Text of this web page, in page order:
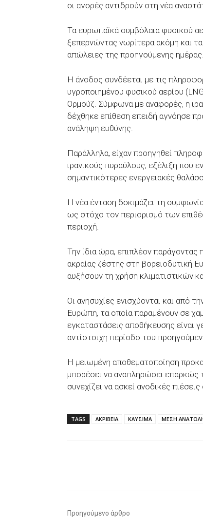
οι αγορές αντιδρούν στη νέα
Τα ευρωπαϊκά συμβόλαια φυσικού
ξεπερνώντας νωρίτερα ακόμη και
απώλειες της προηγούμενης ημέρας.
Η άνοδος συνδέεται με τις
υγροποιημένου φυσικού αερίου
Ορμούζ. Σύμφωνα με αναφορές, η
δέχθηκε επίθεση επειδή αγνόησε
ανάληψη ευθύνης.
Παράλληλα, είχαν προηγηθεί
ιρανικούς πυραύλους, εξέλιξη που
σημαντικότερες ενεργειακές
Η νέα ένταση δοκιμάζει τη
ως στόχο τον περιορισμό των
περιοχή.
Την ίδια ώρα, επιπλέον παράγοντας
ακραίας ζέστης στη βορειοδυτική
αυξήσουν τη χρήση κλιματιστικών
Οι ανησυχίες ενισχύονται και από
Ευρώπη, τα οποία παραμένουν σε
εγκαταστάσεις αποθήκευσης είναι
αντίστοιχη περίοδο του
Η μειωμένη αποθεματοποίηση
μπορέσει να αναπληρώσει επαρκώς
συνεχίζει να ασκεί ανοδικές
TAGS ΑΚΡΙΒΕΙΑ ΚΑΥΣΙΜΑ ΜΕΣΗ
Προηγούμενο άρθρο